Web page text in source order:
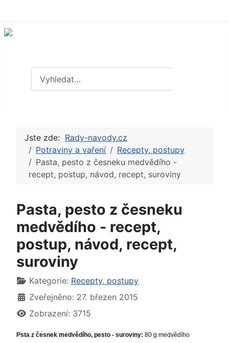
Jste zde: Rady-navody.cz
Potraviny a vaření
Recepty, postupy
Pasta, pesto z česneku medvědího -
recept, postup, návod, recept, suroviny
Pasta, pesto z česneku
medvědího - recept,
postup, návod, recept,
suroviny
Základní údaje
Kategorie: Recepty, postupy
Zveřejněno: 27. březen 2015
Zobrazení: 3715
Psta z česnek medvědího, pesto - suroviny: 80 g medvědího